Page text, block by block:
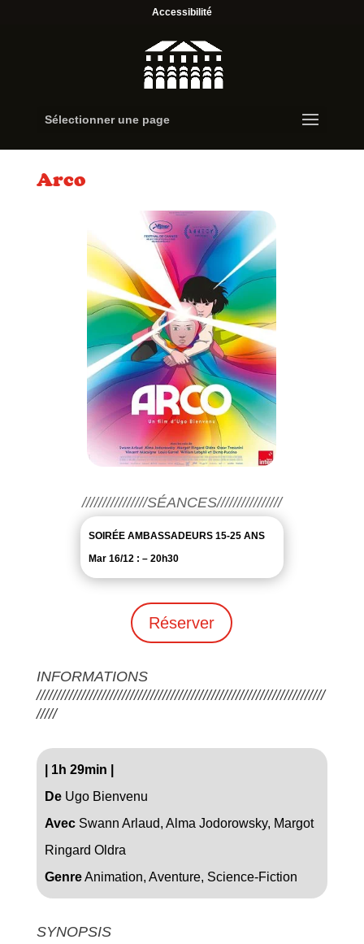
Accessibilité
Sélectionner une page
Arco
////////////////SÉANCES////////////////
SOIRÉE AMBASSADEURS 15-25 ANS
Mar 16/12 : – 20h30
Réserver
INFORMATIONS
///////////////////////////////////////////////////////////////////////
/////
1h 29min
De Ugo Bienvenu
AvecSwann Arlaud, Alma Jodorowsky, Margot
Ringard Oldra
GenreAnimation, Aventure, Science-Fiction
SYNOPSIS